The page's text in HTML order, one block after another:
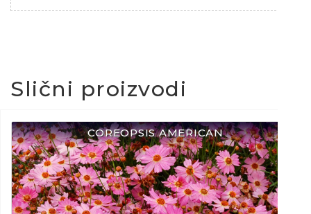
Slični proizvodi
COREOPSIS AMERICAN